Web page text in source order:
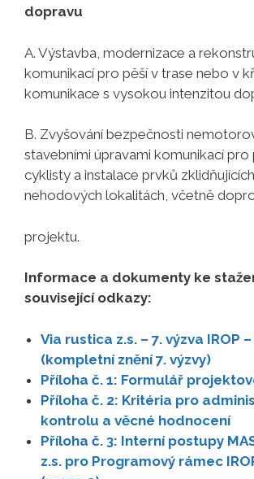
dopravu
A. Výstavba, modernizace a
komunikací pro pěší v trase nebo v
komunikace s vysokou intenzitou
B. Zvyšování bezpečnosti
stavebními úpravami komunikací pro
cyklisty a instalace prvků
nehodových lokalitách, včetně
projektu.
Informace a dokumenty ke
související odkazy:
Via rustica z.s. – 7. výzva IROP
(kompletní znění 7. výzvy)
Příloha č. 1: Formulář
Příloha č. 2: Kritéria pro
kontrolu a věcné hodnocení
Příloha č. 3: Interní postupy
z.s. pro Programový rámec